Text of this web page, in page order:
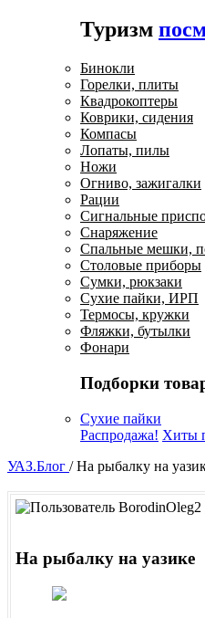
Туризм
Бинокли
Горелки, плиты
Квадрокоптеры
Коврики, сидения
Компасы
Лопаты, пилы
Ножи
Огниво, зажигалки
Рации
Сигнальные
Снаряжение
Спальные мешки,
Столовые приборы
Сумки, рюкзаки
Сухие пайки, ИРП
Термосы, кружки
Фляжки, бутылки
Фонари
Подборки
Сухие пайки
Распродажа! Хиты
УАЗ.Блог / На рыбалку на
На рыбалку на уазике